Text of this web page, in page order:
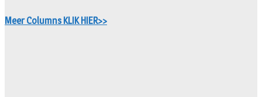
Meer Columns KLIK HIER>>